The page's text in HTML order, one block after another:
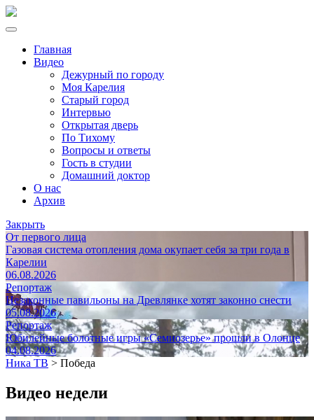
Главная
Видео
Дежурный по городу
Моя Карелия
Старый город
Интервью
Открытая дверь
По Тихому
Вопросы и ответы
Гость в студии
Домашний доктор
О нас
Архив
Закрыть
От первого лица
Газовая система отопления дома окупает себя за три года в
Карелии
06.08.2026
Репортаж
Незаконные павильоны на Древлянке хотят законно снести
05.08.2026
Репортаж
Юбилейные болотные игры «Семиозерье» прошли в Олонце
04.08.2026
Ника ТВ > Победа
Видео недели